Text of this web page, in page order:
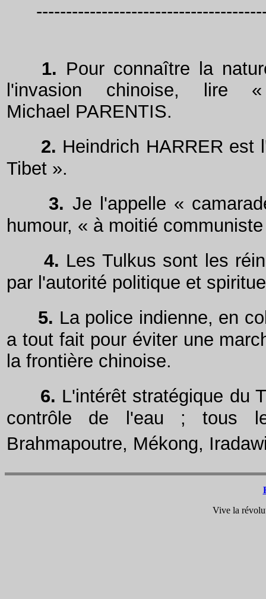
1. Pour connaître la
l'invasion chinoise,
Michael PARENTIS.
2. Heindrich HARRER est
Tibet ».
3. Je l'appelle «
humour, « à moitié
4. Les Tulkus sont les
par l'autorité politique et
5. La police indienne, en
a tout fait pour éviter une
la frontière chinoise.
6. L'intérêt stratégique du
contrôle de l'eau ; tous
Brahmapoutre, Mékong,
Vive la